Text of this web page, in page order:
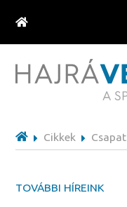
Cikkek Csapat
TOVÁBBI HÍREINK